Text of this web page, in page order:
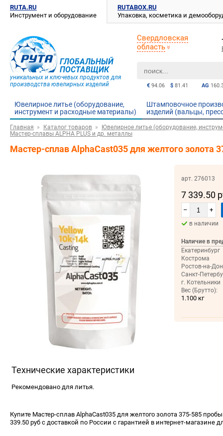
RUTA.RU
Инструмент и оборудование
RUTABOX.RU
Упаковка, косметика и
ГЛОБАЛЬНЫЙ
ПОСТАВЩИК
уникальных и ключевых продуктов для
производства ювелирных изделий
AG
€ 94.06 $ 81.41
Свердловская
область
Ювелирное литье (оборудование,
инструмент и расходные материалы)
Штамповочное
изделий (вальцы,
Главная Каталог товаров
Ювелирное литье (оборудование,
Мастер-сплавы ALPHA PLUS и др. металлы
Мастер-сплав AlphaCast035 для желтого золота
арт. 276013
7 339.50
– +
в наличии
Наличие в
Екатеринбург
Кострома
Ростов-на-
Санкт-
г. Котельники
Вес (Брутто):
1.100 кг
Технические характеристики
Рекомендовано для литья.
Купите Мастер-сплав AlphaCast035 для желтого золота 375-585
339.50 руб с доставкой по России с гарантией в интернет-магазине